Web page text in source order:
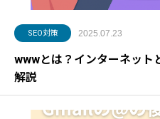
SEO対策 2025.07.23
wwwとは？インターネット
解説